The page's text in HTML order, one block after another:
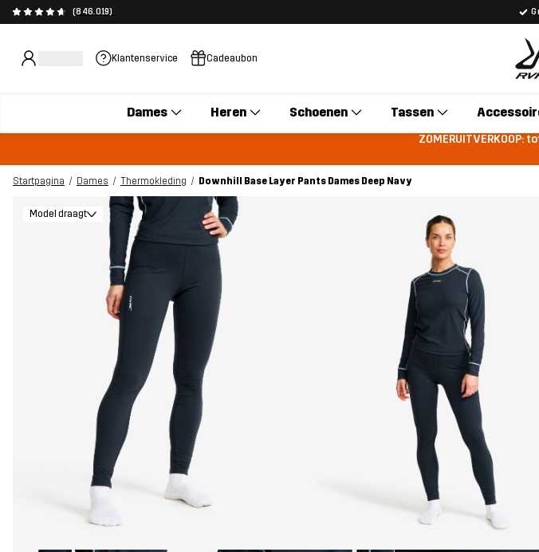
(846.019)
Klantenservice Cadeaubon
Dames Heren Schoenen Tassen
ZOMERUITVERKOOP:
Startpagina Dames Thermokleding
Downhill Base Layer Pants Dames Deep Navy
Model draagt